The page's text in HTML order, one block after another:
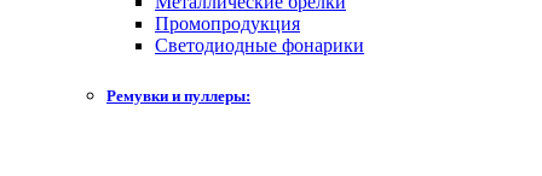
Промопродукция
Светодиодные фонарики
Ремувки и пуллеры: